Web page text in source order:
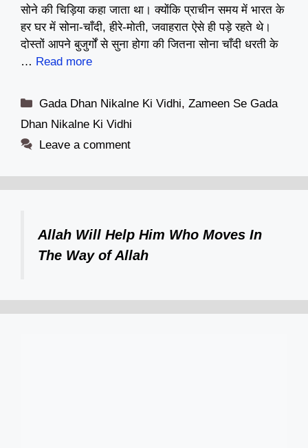
सोने की चिड़िया कहा जाता था। क्योंकि प्राचीन समय में भारत के
हर घर में सोना-चाँदी, हीरे-मोती, जवाहरात ऐसे ही पड़े रहते थे।
दोस्तों आपने बुजुर्गों से सुना होगा की जितना सोना चाँदी धरती के
… Read more
Categories
Gada Dhan Nikalne Ki Vidhi,Zameen Se Gada
Dhan Nikalne Ki Vidhi
Leave a comment
Allah Will Help Him Who Moves In
The Way of Allah